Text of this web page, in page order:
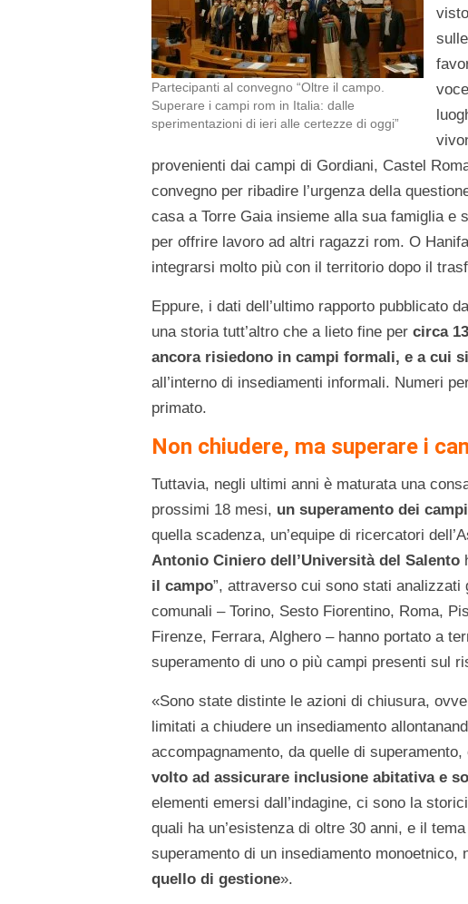
Partecipanti al convegno “Oltre il campo.
Superare i campi rom in Italia: dalle
sperimentazioni di ieri alle certezze di oggi”
provenienti dai campi di Gordiani, Castel
convegno per ribadire l’urgenza della
casa a Torre Gaia insieme alla sua famiglia e
per offrire lavoro ad altri ragazzi rom. O
integrarsi molto più con il territorio dopo il
Eppure, i dati dell’ultimo rapporto pubblicato
una storia tutt’altro che a lieto fine per circa
ancora risiedono in campi formali, e a cui
all’interno di insediamenti informali. Numeri
primato.
Non chiudere, ma superare i
Tuttavia, negli ultimi anni è maturata una
prossimi 18 mesi, un superamento dei
quella scadenza, un’equipe di ricercatori
Antonio Ciniero dell’Università del Salento
il campo”, attraverso cui sono stati
comunali – Torino, Sesto Fiorentino, Roma,
Firenze, Ferrara, Alghero – hanno portato a
superamento di uno o più campi presenti sul
«Sono state distinte le azioni di chiusura,
limitati a chiudere un insediamento
accompagnamento, da quelle di
volto ad assicurare inclusione abitativa e
elementi emersi dall’indagine, ci sono la
quali ha un’esistenza di oltre 30 anni, e il
superamento di un insediamento monoetnico,
quello di gestione».